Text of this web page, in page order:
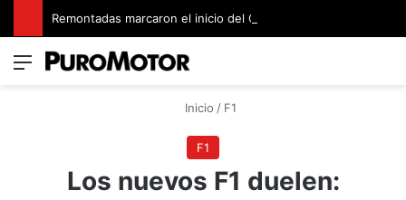
Menú
Inicio / F1
F1
Los nuevos F1 duelen: